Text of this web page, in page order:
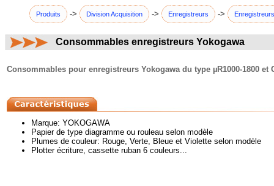
Produits -> Division Acquisition -> Enregistreurs ->
Consommables enregistreurs Yokogawa
Consommables pour enregistreurs Yokogawa du type µR1000-1800 et
Marque: YOKOGAWA
Papier de type diagramme ou rouleau selon modèle
Plumes de couleur: Rouge, Verte, Bleue et Violette selon modèle
Plotter écriture, cassette ruban 6 couleurs...